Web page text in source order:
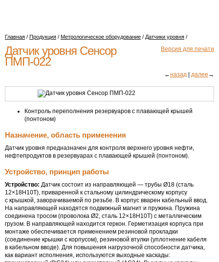
Главная / Продукция / Метрологическое оборудование / Датчики уровня /
Версия для печати
Датчик уровня Сенсор
ПМП-022
←назад | далее →
Контроль переполнения резервуаров с плавающей крышей
(понтоном)
Назначение, область применения
Датчик уровня предназначен для контроля верхнего уровня нефти,
нефтепродуктов в резервуарах с плавающей крышей (понтоном).
Устройство, принцип работы
Устройство: Датчик состоит из направляющей — трубы Ø18 (сталь
12×18Н10Т), приваренной к стальному цилиндрическому корпусу
с крышкой, заворачиваемой по резьбе. В корпус вварен кабельный ввод.
На направляющей находятся подвижный магнит и пружина. Пружина
соединена тросом (проволока Ø2, сталь 12×18Н10Т) с металлическим
грузом. В направляющей находится геркон. Герметизация корпуса при
монтаже обеспечивается применением резиновой прокладки
(соединение крышки с корпусом), резиновой втулки (уплотнение кабеля
в кабельном вводе). Для повышения нагрузочной способности датчика,
как вариант исполнения, используются выходные каскады: